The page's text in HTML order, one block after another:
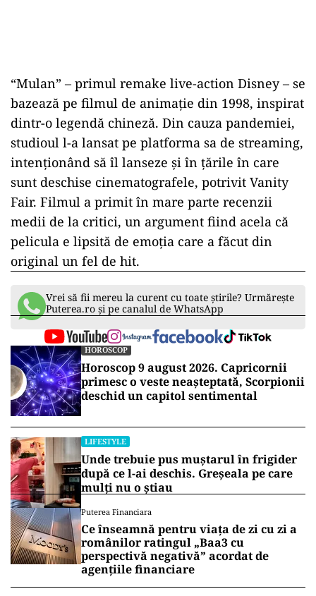
“Mulan” – primul remake live-action Disney – se
bazează pe filmul de animație din 1998, inspirat
dintr-o legendă chineză. Din cauza pandemiei,
studioul l-a lansat pe platforma sa de streaming,
intenționând să îl lanseze și în țările în care
sunt deschise cinematografele, potrivit Vanity
Fair. Filmul a primit în mare parte recenzii
medii de la critici, un argument fiind acela că
pelicula e lipsită de emoția care a făcut din
original un fel de hit.
Vrei să fii mereu la curent cu toate știrile? Urmărește
Puterea.ro și pe canalul de WhatsApp
HOROSCOP
Horoscop 9 august 2026. Capricornii
primesc o veste neașteptată, Scorpionii
deschid un capitol sentimental
LIFESTYLE
Unde trebuie pus muștarul în frigider
după ce l-ai deschis. Greșeala pe care
mulți nu o știau
Puterea Financiara
Ce înseamnă pentru viața de zi cu zi a
românilor ratingul „Baa3 cu
perspectivă negativă” acordat de
agențiile financiare